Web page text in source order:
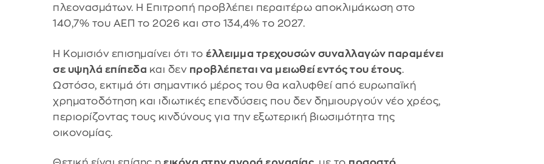
πλεονασμάτων. Η Επιτροπή προβλέπει περαιτέρω αποκλιμάκωση στο
140,7% του ΑΕΠ το 2026 και στο 134,4% το 2027.
Η Κομισιόν επισημαίνει ότι τοέλλειμμα τρεχουσών συναλλαγών παραμένει
σε υψηλά επίπεδα και δεν προβλέπεται να μειωθεί εντός του έτους.
Ωστόσο, εκτιμά ότι σημαντικό μέρος του θα καλυφθεί από ευρωπαϊκή
χρηματοδότηση και ιδιωτικές επενδύσεις που δεν δημιουργούν νέο χρέος,
περιορίζοντας τους κινδύνους για την εξωτερική βιωσιμότητα της
οικονομίας.